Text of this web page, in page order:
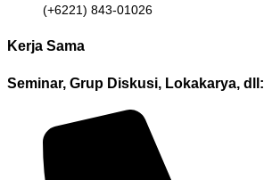
(+6221) 843-01026
Kerja Sama
Seminar, Grup Diskusi, Lokakarya, dll: